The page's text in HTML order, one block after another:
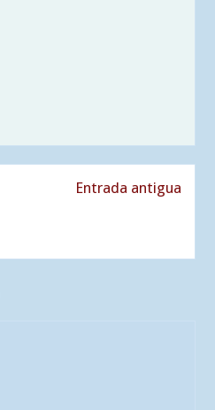
Entrada antigua